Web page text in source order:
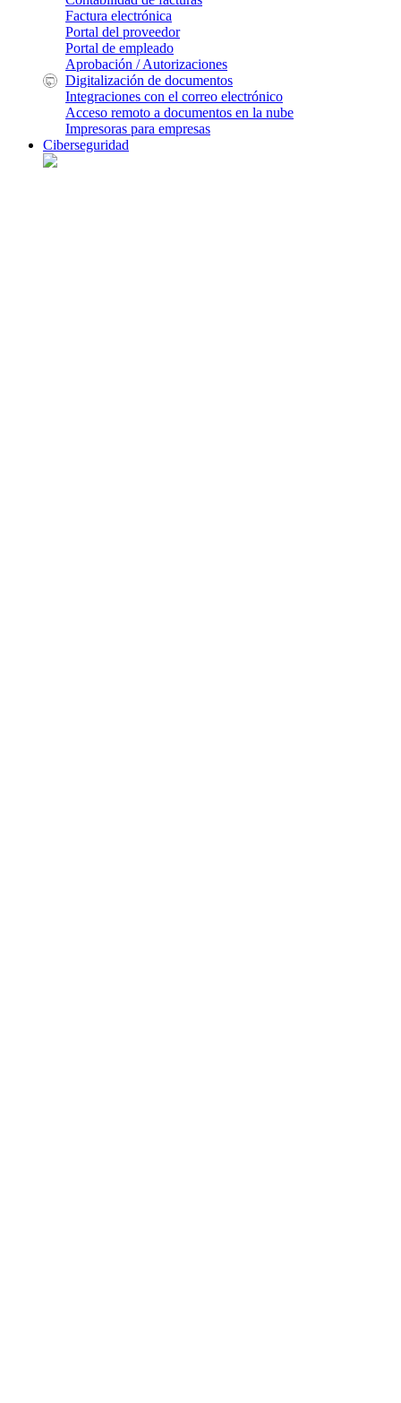
Factura electrónica
Portal del proveedor
Portal de empleado
Aprobación / Autorizaciones
Digitalización de documentos
Integraciones con el correo electrónico
Acceso remoto a documentos en la nube
Impresoras para empresas
Ciberseguridad